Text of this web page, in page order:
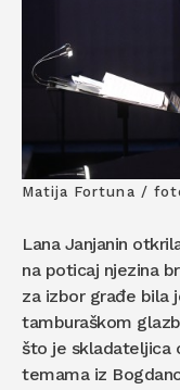
Matija Fortuna /
Lana Janjanin
na poticaj njezina
za izbor građe bila
tamburaškom
što je skladateljica
temama iz